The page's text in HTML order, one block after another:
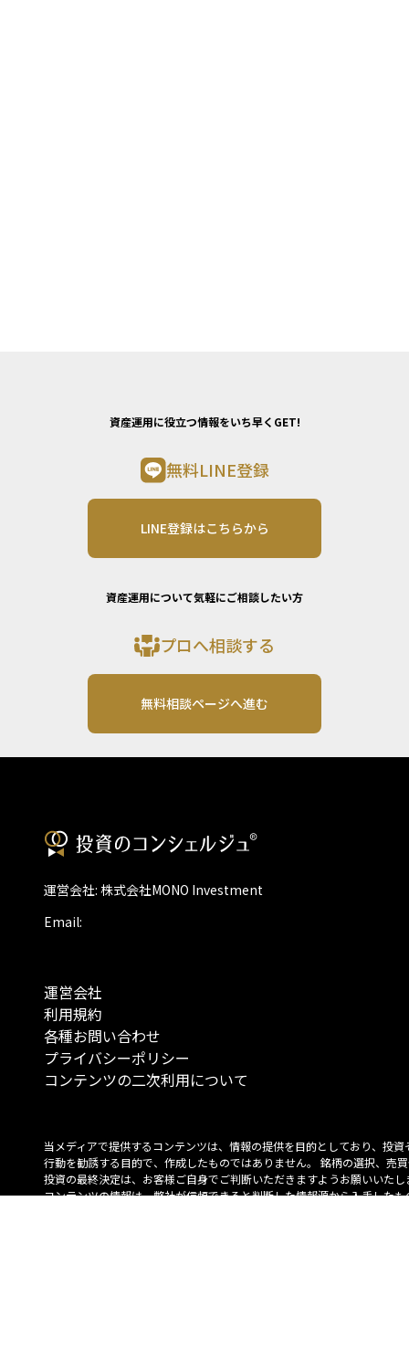
資産運用に役立つ情報をいち早くGET!
無料LINE登録
LINE登録はこちらから
資産運用について気軽にご相談したい方
プロへ相談する
無料相談ページへ進む
運営会社: 株式会社MONO Investment
Email:
運営会社
利用規約
各種お問い合わせ
プライバシーポリシー
コンテンツの二次利用について
当メディアで提供するコンテンツは、情報の提供を目的としており、投資
行動を勧誘する目的で、作成したものではありません。 銘柄の選択、売
投資の最終決定は、お客様ご自身でご判断いただきますようお願いいたし
コンテンツの情報は、弊社が信頼できると判断した情報源から入手したも